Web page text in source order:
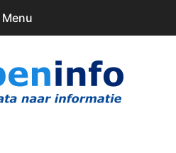
Menu